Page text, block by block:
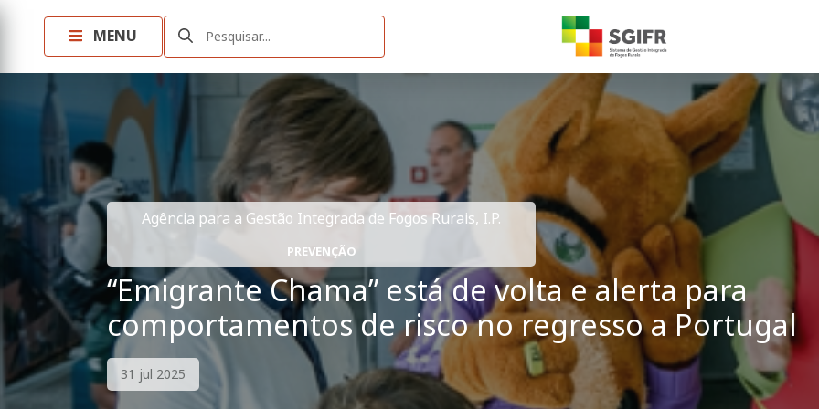
MENU Pesquisar...
Agência para a Gestão Integrada de Fogos Rurais, I.P.
PREVENÇÃO
“Emigrante Chama” está de volta e alerta para
comportamentos de risco no regresso a Portugal
31 jul 2025